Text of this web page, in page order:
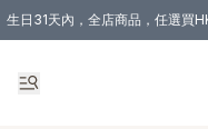
生日31天內，全店商品，任選買
購物滿 HKD 300.00即享免運費